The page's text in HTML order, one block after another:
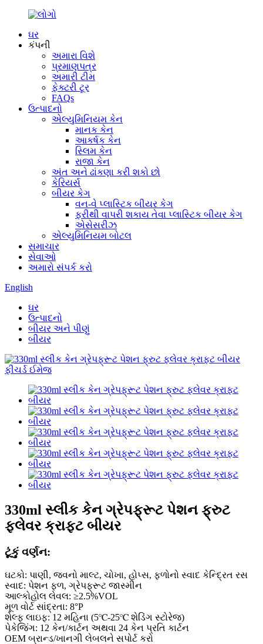
ઘર
કંપની
અમારા વિશે
પ્રમાણપત્ર
અમારી ટીમ
ફેક્ટરી ટૂર
FAQs
ઉત્પાદનો
એલ્યુમિનિયમ કેન
માનક કેન
આકર્ષક કેન
સ્લિમ કેન
રાજા કેન
અંત અને ઢાંકણા કરી શકો છો
કેરિયર્સ
બીયર કેગ
વન-વે પ્લાસ્ટિક બીયર કેગ
ફરીથી વાપરી શકાય તેવા પ્લાસ્ટિક બીયર કેગ
એસેસરીઝ
એલ્યુમિનિયમ બોટલ
સમાચાર
સેવાઓ
અમારો સંપર્ક કરો
English
ઘર
ઉત્પાદનો
બીયર અને પીણું
બીયર
330ml સ્લીક કેન ગ્રેપફ્રૂટ પેશન ફ્રુટ
ફ્લેવર ક્રાફ્ટ બીયર
ટૂંકું વર્ણન:
ઘટકો: પાણી, જવનો માલ્ટ, ચોખા, હોપ્સ, ફળોનો સ્વાદ કેન્દ્રિત રસ
સ્વાદ: પેશન ફળ, ગ્રેપફ્રૂટ જાસ્મીન
આલ્કોહોલ લેવલ: ≥2.5%VOL
મૂળ વોર્ટ સાંદ્રતા: 8°P
શેલ્ફ લાઇફ: 12 મહિના (5℃-25℃ શેડિંગ સ્ટોરેજ)
પેકેજિંગ: 12 કેન/કાર્ટન અથવા 24 કેન પ્રતિ કાર્ટન
OEM બ્રાન્ડ/ખાનગી લેબલને સપોર્ટ કરો